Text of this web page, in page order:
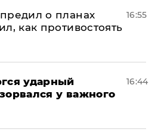
о планах
как противостоять
16:55
ударный
у важного
16:44